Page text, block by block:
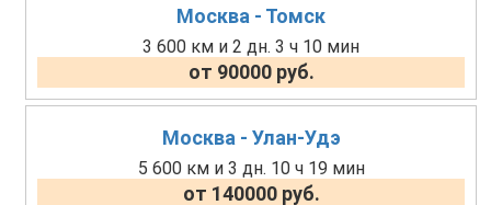
Москва - Томск
3 600 км и 2 дн. 3 ч 10 мин
от 90000 руб.
Москва - Улан-Удэ
5 600 км и 3 дн. 10 ч 19 мин
от 140000 руб.